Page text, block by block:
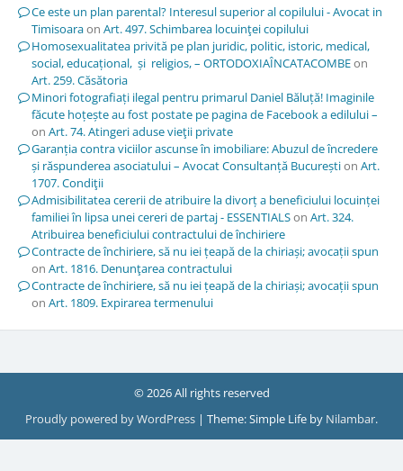
Ce este un plan parental? Interesul superior al copilului - Avocat in
Timisoaraon Art. 497. Schimbarea locuinţei copilului
Homosexualitatea privită pe plan juridic, politic, istoric, medical,
social, educațional, și religios, – ORTODOXIAÎNCATACOMBEon
Art. 259. Căsătoria
Minori fotografiați ilegal pentru primarul Daniel Băluță! Imaginile
făcute hoțește au fost postate pe pagina de Facebook a edilului –
on Art. 74. Atingeri aduse vieţii private
Garanția contra viciilor ascunse în imobiliare: Abuzul de încredere
și răspunderea asociatului – Avocat Consultanță Bucureștion Art.
1707. Condiţii
Admisibilitatea cererii de atribuire la divorț a beneficiului locuinței
familiei în lipsa unei cereri de partaj - ESSENTIALSon Art. 324.
Atribuirea beneficiului contractului de închiriere
Contracte de închiriere, să nu iei țeapă de la chiriași; avocații spun
on Art. 1816. Denunţarea contractului
Contracte de închiriere, să nu iei țeapă de la chiriași; avocații spun
on Art. 1809. Expirarea termenului
© 2026 All rights reserved
Proudly powered by WordPress | Theme: Simple Life by Nilambar.